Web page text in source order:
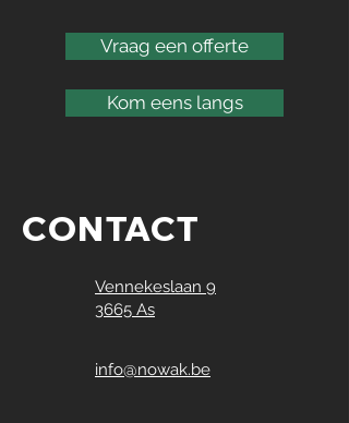
Vraag een offerte
Kom eens langs
CONTACT
Vennekeslaan 9
3665 As
info@nowak.be